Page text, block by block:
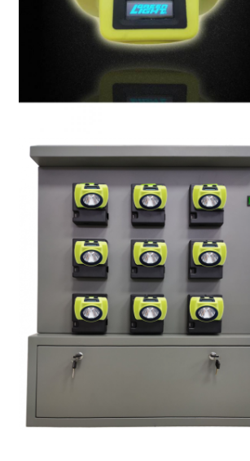
Αεροπορικά φώτα
Φωτοβολταϊκό ασφαλή από έκρηξη
Σχάρα φορτιστή
Υπόγεια ορυχεία
Καυτά πωλώντας προϊόντα
οδηγημένο προειδοποιώντας φως
Φορητή παροχή ηλεκτρικού
LED High Bay Light